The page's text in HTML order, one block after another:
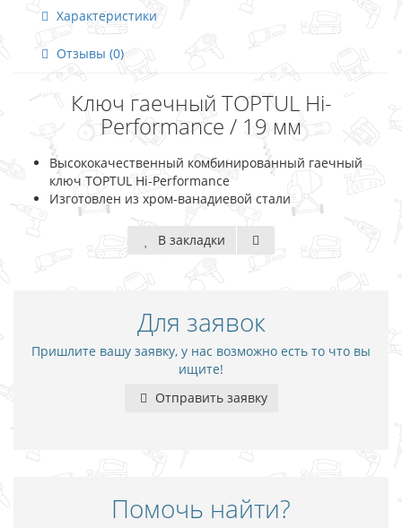
Характеристики
Отзывы (0)
Ключ гаечный TOPTUL Hi-
Performance / 19 мм
Высококачественный комбинированный гаечный
ключ TOPTUL Hi-Performance
Изготовлен из хром-ванадиевой стали
В закладки
Для заявок
Пришлите вашу заявку, у нас возможно есть то что вы
ищите!
Отправить заявку
Помочь найти?